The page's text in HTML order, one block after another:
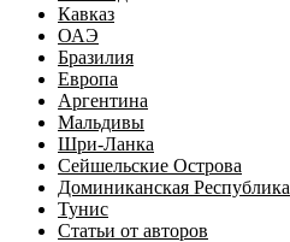
Кавказ
ОАЭ
Бразилия
Европа
Аргентина
Мальдивы
Шри-Ланка
Сейшельские Острова
Доминиканская Республика
Тунис
Статьи от авторов